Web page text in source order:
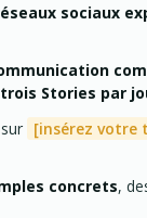
sociaux
trois Stories par
[insérez votre
concrets,